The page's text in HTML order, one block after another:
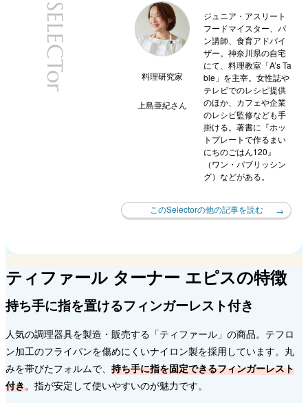
SELECTor 料理研究家
上島亜紀さん
ジュニア・アスリート
フードマイスター、パ
ン講師、食育アドバイ
ザー。神奈川県の自宅
にて、料理教室「A’s Ta
ble」を主宰。女性誌や
テレビでのレシピ提供
のほか、カフェや企業
のレシピ監修なども手
掛ける。著書に『ホッ
トプレートで作るまい
にちのごはん120』
（ワン・パブリッシン
グ）などがある。
このSelectorの他の記事を読む
ティファール ターナー エピスの特徴
持ち手に指を置けるフィンガーレスト付き
人気の調理器具を製造・販売する「ティファール」の商品。テフロ
ン加工のフライパンを傷めにくいナイロン製を採用しています。丸
みを帯びたフォルムで、 持ち手に指を固定できるフィンガーレスト
付き。指が安定して使いやすいのが魅力です。